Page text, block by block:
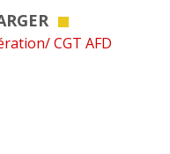
CGT AFD